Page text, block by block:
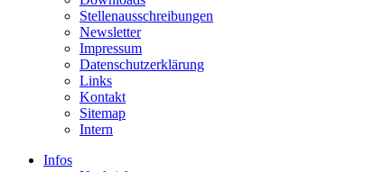
Stellenausschreibungen
Newsletter
Impressum
Datenschutzerklärung
Links
Kontakt
Sitemap
Intern
Infos